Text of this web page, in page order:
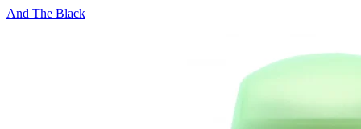
And The Black